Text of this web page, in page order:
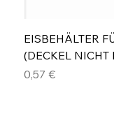
EISBEHÄLTER
(DECKEL NICHT
Preis
0,57 €